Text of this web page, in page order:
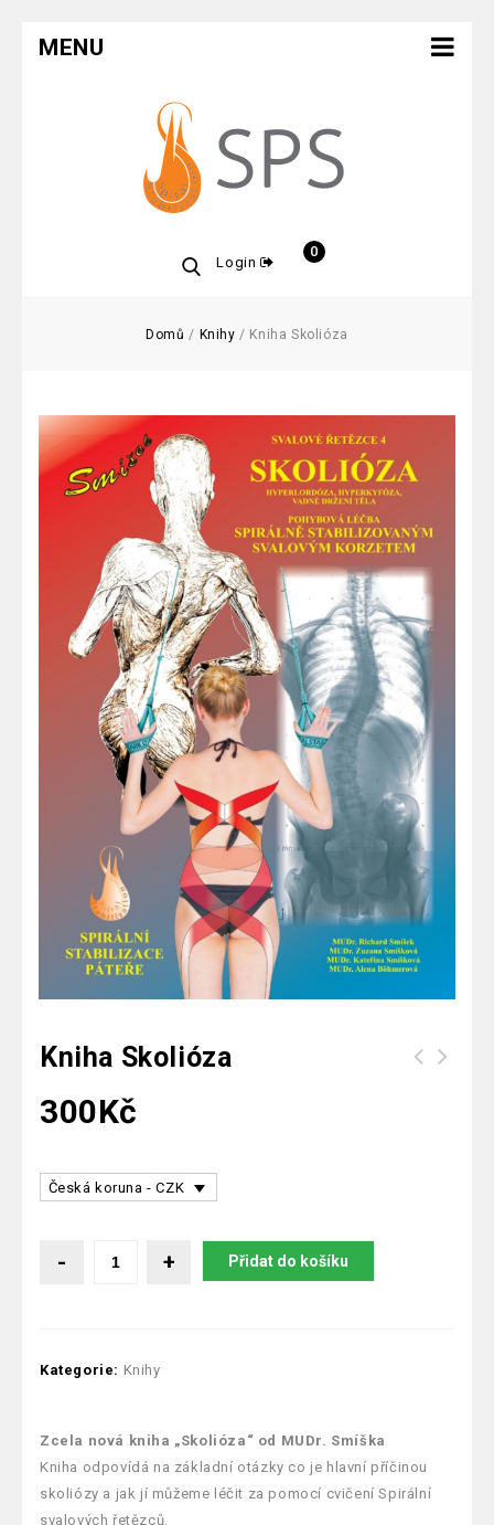
MENU
Login
0
Domů / Knihy / Kniha Skolióza
Kniha Skolióza
300Kč
Česká koruna - CZK
Přidat do košíku
Kategorie: Knihy
Zcela nová kniha „Skolióza“ od MUDr. Smíška
Kniha odpovídá na základní otázky co je hlavní příčinou
skoliózy a jak jí můžeme léčit za pomocí cvičení Spirální
svalových řetězců.